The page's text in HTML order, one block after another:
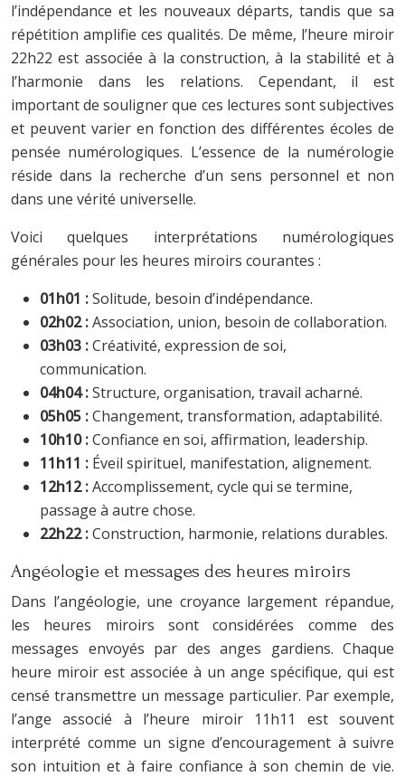
l’indépendance et les nouveaux départs, tandis que sa
répétition amplifie ces qualités. De même, l’heure miroir
22h22 est associée à la construction, à la stabilité et à
l’harmonie dans les relations. Cependant, il est
important de souligner que ces lectures sont subjectives
et peuvent varier en fonction des différentes écoles de
pensée numérologiques. L’essence de la numérologie
réside dans la recherche d’un sens personnel et non
dans une vérité universelle.
Voici quelques interprétations numérologiques
générales pour les heures miroirs courantes :
01h01 :Solitude, besoin d’indépendance.
02h02 :Association, union, besoin de collaboration.
03h03 :Créativité, expression de soi,
communication.
04h04 :Structure, organisation, travail acharné.
05h05 :Changement, transformation, adaptabilité.
10h10 :Confiance en soi, affirmation, leadership.
11h11 : Éveil spirituel, manifestation, alignement.
12h12 :Accomplissement, cycle qui se termine,
passage à autre chose.
22h22 :Construction, harmonie, relations durables.
Angéologie et messages des heures miroirs
Dans l’angéologie, une croyance largement répandue,
les heures miroirs sont considérées comme des
messages envoyés par des anges gardiens. Chaque
heure miroir est associée à un ange spécifique, qui est
censé transmettre un message particulier. Par exemple,
l’ange associé à l’heure miroir 11h11 est souvent
interprété comme un signe d’encouragement à suivre
son intuition et à faire confiance à son chemin de vie.